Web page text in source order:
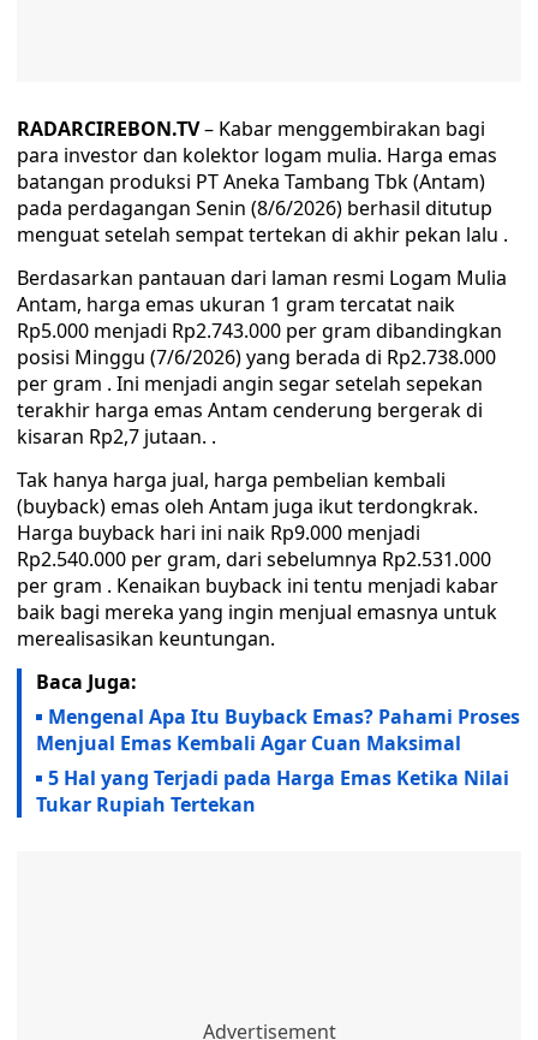
RADARCIREBON.TV– Kabar menggembirakan bagi
para investor dan kolektor logam mulia. Harga emas
batangan produksi PT Aneka Tambang Tbk (Antam)
pada perdagangan Senin (8/6/2026) berhasil ditutup
menguat setelah sempat tertekan di akhir pekan lalu .
Berdasarkan pantauan dari laman resmi Logam Mulia
Antam, harga emas ukuran 1 gram tercatat naik
Rp5.000 menjadi Rp2.743.000 per gram dibandingkan
posisi Minggu (7/6/2026) yang berada di Rp2.738.000
per gram . Ini menjadi angin segar setelah sepekan
terakhir harga emas Antam cenderung bergerak di
kisaran Rp2,7 jutaan. .
Tak hanya harga jual, harga pembelian kembali
(buyback) emas oleh Antam juga ikut terdongkrak.
Harga buyback hari ini naik Rp9.000 menjadi
Rp2.540.000 per gram, dari sebelumnya Rp2.531.000
per gram . Kenaikan buyback ini tentu menjadi kabar
baik bagi mereka yang ingin menjual emasnya untuk
merealisasikan keuntungan.
Baca Juga:
Mengenal Apa Itu Buyback Emas? Pahami Proses
Menjual Emas Kembali Agar Cuan Maksimal
5 Hal yang Terjadi pada Harga Emas Ketika Nilai
Tukar Rupiah Tertekan